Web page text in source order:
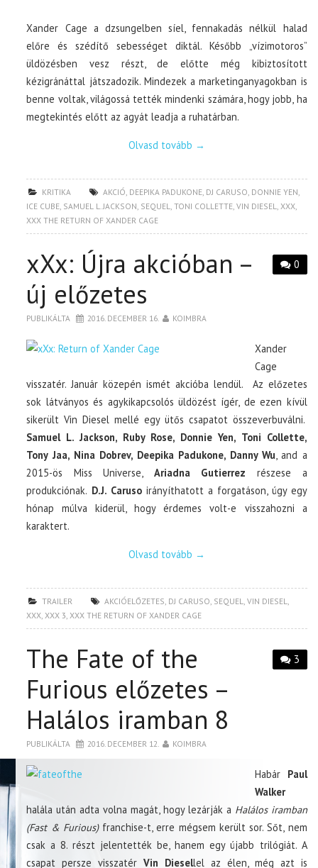
Xander Cage a dzsungelben síel, fennakadás nélkül halad
előre és szédítő sebességet diktál. Később „vízimotoros”
üldözésben vesz részt, de előtte még kibiztosított
kézigránáttal játszadozik. Mindezek a marketinganyagokban is
benne voltak, világossá tették mindenki számára, hogy jobb, ha
megtekintés előtt az agyát leadja a ruhatárban.
Olvasd tovább →
KRITIKA AKCIÓ, DEEPIKA PADUKONE, DJ CARUSO, DONNIE YEN,
ICE CUBE, SAMUEL L. JACKSON, SEQUEL,TONI COLLETTE,VIN DIESEL,XXX,
XXX THE RETURN OF XANDER CAGE
0
xXx: Újra akcióban –
új előzetes
PUBLIKÁLTA 2016. DECEMBER 16. KOIMBRA
Xander
Cage
visszatér. Január közepén ismét akcióba lendül. Az előzetes
sok látványos és agykikapcsolós üldözést ígér, de ezen kívül
sikerült Vin Diesel mellé egy ütős csapatot összeverbuválni.
Samuel L. Jackson, Ruby Rose, Donnie Yen, Toni Collette,
Tony Jaa, Nina Dobrev, Deepika Padukone, Danny Wu, and a
2015-ös Miss Universe, Ariadna Gutierrez részese a
produkciónak. D.J. Caruso irányíthatott a forgatáson, úgy egy
hónap múlva kiderül, hogy érdemes volt-e visszahozni a
karaktert.
Olvasd tovább →
TRAILER AKCIÓELŐZETES, DJ CARUSO, SEQUEL,VIN DIESEL,
XXX,XXX 3,XXX THE RETURN OF XANDER CAGE
3
The Fate of the
Furious előzetes –
Halálos iramban 8
PUBLIKÁLTA 2016. DECEMBER 12. KOIMBRA
Habár Paul
Walker
halála után adta volna magát, hogy lezárják a Halálos iramban
(Fast & Furious)franchise-t, erre mégsem került sor. Sőt, nem
csak a 8. részt jelentették be, hanem egy újabb trilógiát. A
csapat persze visszatérVin Diesellel az élen, még azt is